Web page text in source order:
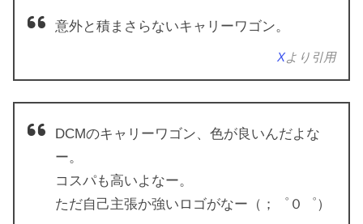
意外と積まさらないキャリーワゴン。
Xより引用
DCMのキャリーワゴン、色が良いんだよな
ー。
コスパも高いよなー。
ただ自己主張か強いロゴがなー（；゜０゜）